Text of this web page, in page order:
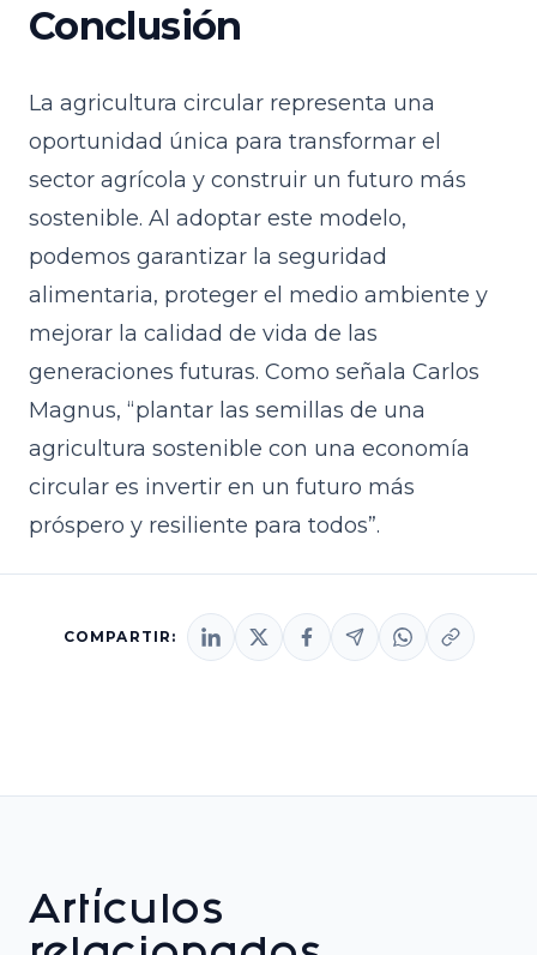
Conclusión
La agricultura circular representa una
oportunidad única para transformar el
sector agrícola y construir un futuro más
sostenible. Al adoptar este modelo,
podemos garantizar la seguridad
alimentaria, proteger el medio ambiente y
mejorar la calidad de vida de las
generaciones futuras. Como señala Carlos
Magnus, “plantar las semillas de una
agricultura sostenible con una economía
circular es invertir en un futuro más
próspero y resiliente para todos”.
COMPARTIR:
Artículos